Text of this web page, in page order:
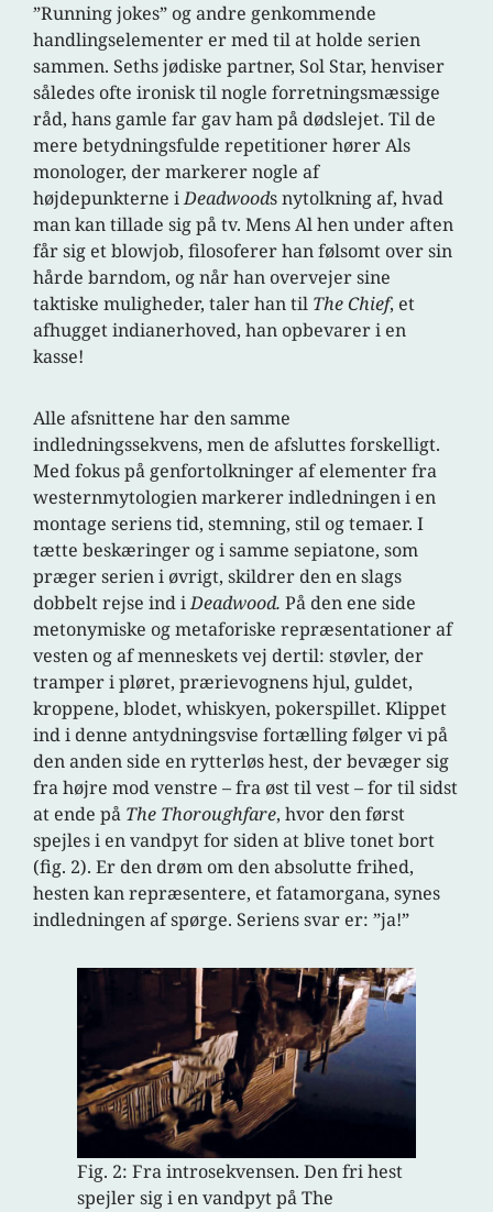
”Running jokes” og andre genkommende
handlingselementer er med til at holde serien
sammen. Seths jødiske partner, Sol Star, henviser
således ofte ironisk til nogle forretningsmæssige
råd, hans gamle far gav ham på dødslejet. Til de
mere betydningsfulde repetitioner hører Als
monologer, der markerer nogle af
højdepunkterne iDeadwoods nytolkning af, hvad
man kan tillade sig på tv. Mens Al hen under aften
får sig et blowjob, filosoferer han følsomt over sin
hårde barndom, og når han overvejer sine
taktiske muligheder, taler han til The Chief, et
afhugget indianerhoved, han opbevarer i en
kasse!
Alle afsnittene har den samme
indledningssekvens, men de afsluttes forskelligt.
Med fokus på genfortolkninger af elementer fra
westernmytologien markerer indledningen i en
montage seriens tid, stemning, stil og temaer. I
tætte beskæringer og i samme sepiatone, som
præger serien i øvrigt, skildrer den en slags
dobbelt rejse ind iDeadwood.På den ene side
metonymiske og metaforiske repræsentationer af
vesten og af menneskets vej dertil: støvler, der
tramper i pløret, prærievognens hjul, guldet,
kroppene, blodet, whiskyen, pokerspillet. Klippet
ind i denne antydningsvise fortælling følger vi på
den anden side en rytterløs hest, der bevæger sig
fra højre mod venstre – fra øst til vest – for til sidst
at ende på The Thoroughfare, hvor den først
spejles i en vandpyt for siden at blive tonet bort
(fig. 2). Er den drøm om den absolutte frihed,
hesten kan repræsentere, et fatamorgana, synes
indledningen af spørge. Seriens svar er: ”ja!”
Fig. 2: Fra introsekvensen. Den fri hest
spejler sig i en vandpyt på The